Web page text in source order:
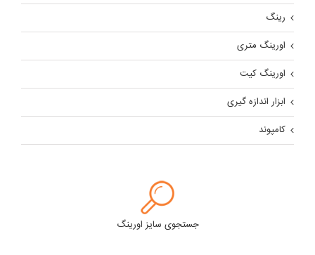
رینگ
اورینگ متری
اورینگ کیت
ابزار اندازه گیری
کامپوند
جستجوی سایز اورینگ